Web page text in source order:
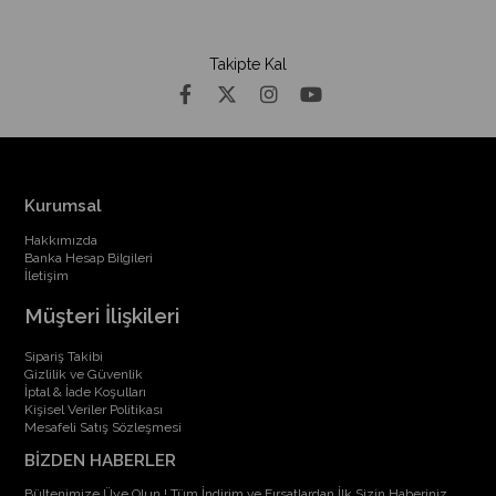
Takipte Kal
Kurumsal
Hakkımızda
Banka Hesap Bilgileri
İletişim
Müşteri İlişkileri
Sipariş Takibi
Gizlilik ve Güvenlik
İptal & İade Koşulları
Kişisel Veriler Politikası
Mesafeli Satış Sözleşmesi
BİZDEN HABERLER